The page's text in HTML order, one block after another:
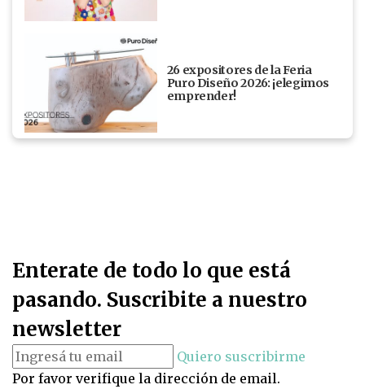
26 expositores de la Feria
Puro Diseño 2026: ¡elegimos
emprender!
Enterate de todo lo que está
pasando. Suscribite a nuestro
newsletter
Quiero suscribirme
Por favor verifique la dirección de email.